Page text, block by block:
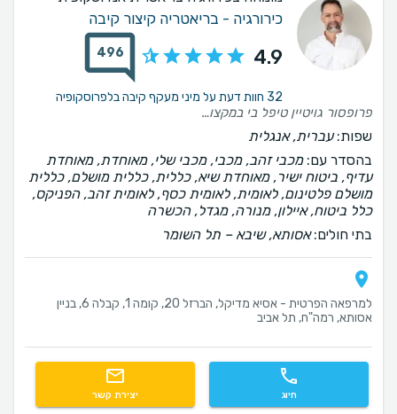
כירורגיה - בריאטריה קיצור קיבה
4.9
496
32 חוות דעת על מיני מעקף קיבה בלפרוסקופיה
פרופסור גויטיין טיפל בי במקצועיות ביקר , בדק והתייחס לכל תלונה מקצועיות עם נשמה ולב
שפות:עברית, אנגלית
בהסדר עם:מכבי זהב, מכבי, מכבי שלי, מאוחדת, מאוחדת
עדיף, ביטוח ישיר, מאוחדת שיא, כללית, כללית מושלם, כללית
מושלם פלטינום, לאומית, לאומית כסף, לאומית זהב, הפניקס,
כלל ביטוח, איילון, מנורה, מגדל, הכשרה
בתי חולים:אסותא, שיבא – תל השומר
למרפאה הפרטית - אסיא מדיקל, הברזל 20, קומה 1, קבלה 6, בניין
אסותא, רמה"ח, תל אביב
חיוג יצירת קשר